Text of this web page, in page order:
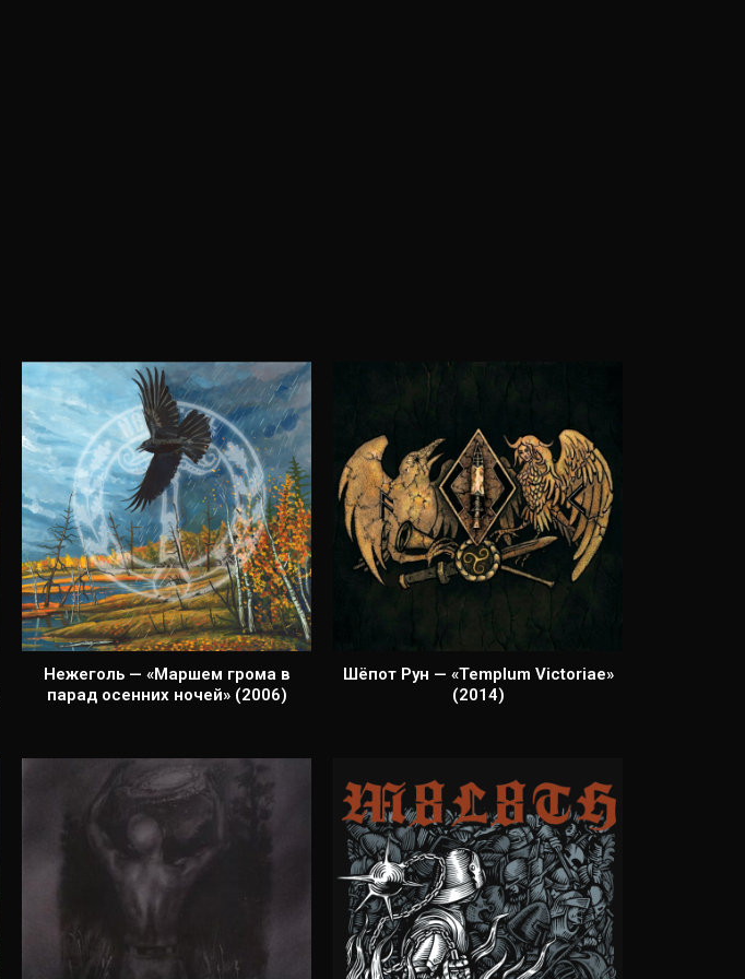
Нежеголь — «Маршем грома в
парад осенних ночей» (2006)
Шёпот Рун — «Templum Victoriae»
(2014)